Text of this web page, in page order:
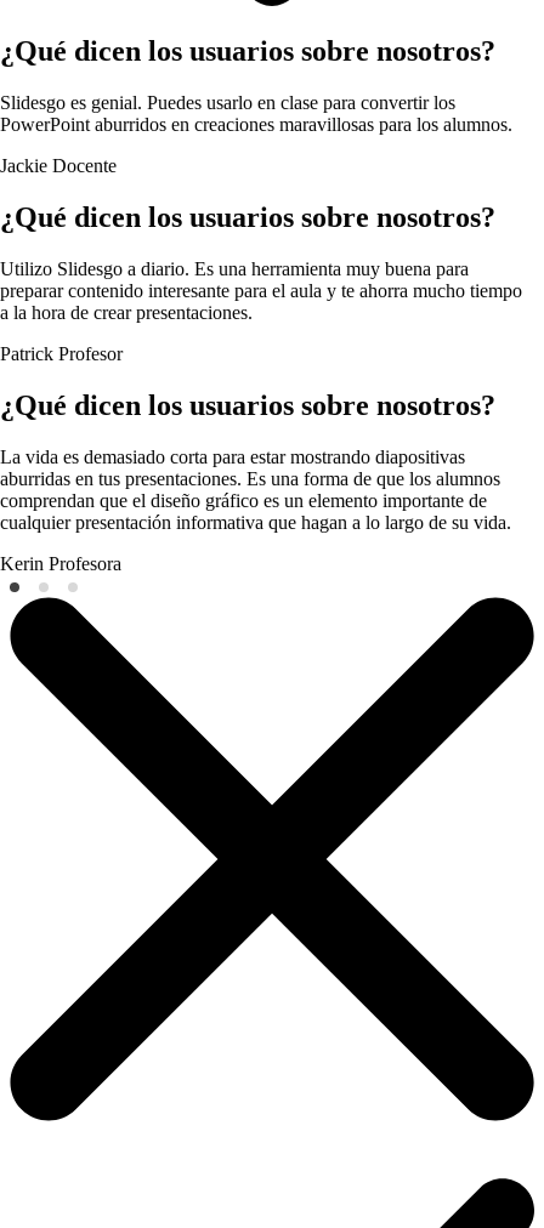
¿Qué dicen los usuarios sobre nosotros?
Slidesgo es genial. Puedes usarlo en clase para convertir los
PowerPoint aburridos en creaciones maravillosas para los alumnos.
Jackie Docente
¿Qué dicen los usuarios sobre nosotros?
Utilizo Slidesgo a diario. Es una herramienta muy buena para
preparar contenido interesante para el aula y te ahorra mucho tiempo
a la hora de crear presentaciones.
Patrick Profesor
¿Qué dicen los usuarios sobre nosotros?
La vida es demasiado corta para estar mostrando diapositivas
aburridas en tus presentaciones. Es una forma de que los alumnos
comprendan que el diseño gráfico es un elemento importante de
cualquier presentación informativa que hagan a lo largo de su vida.
Kerin Profesora